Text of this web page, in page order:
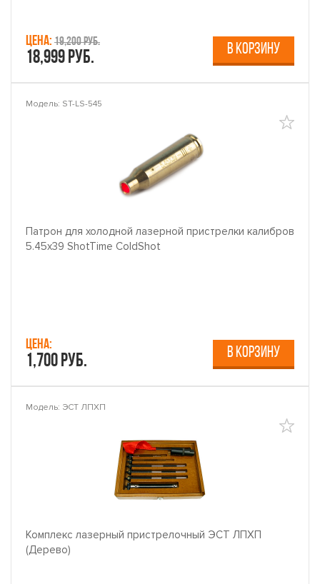
Цена: 19,200 руб.
18,999 руб. В КОРЗИНУ
Модель: ST-LS-545
Патрон для холодной лазерной пристрелки калибров
5.45х39 ShotTime ColdShot
Цена:
1,700 руб. В КОРЗИНУ
Модель: ЭСТ ЛПХП
Комплекс лазерный пристрелочный ЭСТ ЛПХП
(Дерево)